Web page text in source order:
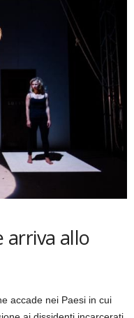
arriva allo
accade nei Paesi in cui